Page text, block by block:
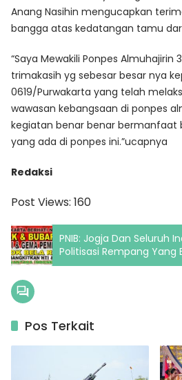
Anang Nasihin mengucapkan
bangga atas kedatangan tamu
“Saya Mewakili Ponpes
trimakasih yg sebesar besar nya
0619/Purwakarta yang telah
wawasan kebangsaan di ponpes
kegiatan benar benar bermanfaat
yang ada di ponpes ini.”ucapnya
Redaksi
Post Views: 160
PNIB: Jogja Dan Seluruh
Politisasi Rempang Yang
Bangkit Dan Sebarkan
Pos Terkait